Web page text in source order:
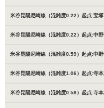
米谷昆陽尼崎線（混雑度0.22）起点:宝
米谷昆陽尼崎線（混雑度0.22）起点:中
米谷昆陽尼崎線（混雑度0.59）起点:中
米谷昆陽尼崎線（混雑度1.06）起点:寺
米谷昆陽尼崎線（混雑度0.58）起点:寺